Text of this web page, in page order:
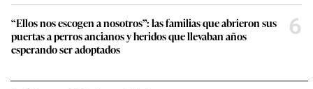
“Ellos nos escogen a nosotros”: las familias que abrieron sus
puertas a perros ancianos y heridos que llevaban años
esperando ser adoptados
6